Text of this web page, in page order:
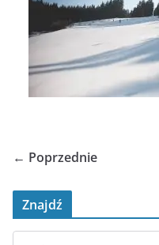
← Poprzednie
Znajdź